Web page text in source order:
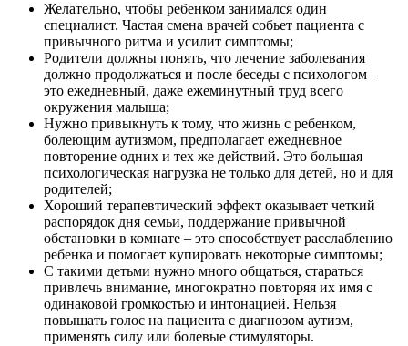
Желательно, чтобы ребенком занимался один
специалист. Частая смена врачей собьет пациента с
привычного ритма и усилит симптомы;
Родители должны понять, что лечение заболевания
должно продолжаться и после беседы с психологом –
это ежедневный, даже ежеминутный труд всего
окружения малыша;
Нужно привыкнуть к тому, что жизнь с ребенком,
болеющим аутизмом, предполагает ежедневное
повторение одних и тех же действий. Это большая
психологическая нагрузка не только для детей, но и для
родителей;
Хороший терапевтический эффект оказывает четкий
распорядок дня семьи, поддержание привычной
обстановки в комнате – это способствует расслаблению
ребенка и помогает купировать некоторые симптомы;
С такими детьми нужно много общаться, стараться
привлечь внимание, многократно повторяя их имя с
одинаковой громкостью и интонацией. Нельзя
повышать голос на пациента с диагнозом аутизм,
применять силу или болевые стимуляторы.